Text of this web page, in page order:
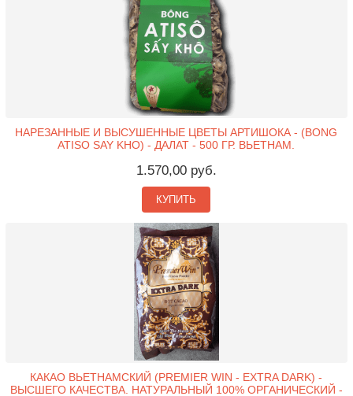
НАРЕЗАННЫЕ И ВЫСУШЕННЫЕ ЦВЕТЫ АРТИШОКА - (BONG
ATISO SAY KHO) - ДАЛАТ - 500 ГР. ВЬЕТНАМ.
1.570,00 руб.
КУПИТЬ
КАКАО ВЬЕТНАМСКИЙ (PREMIER WIN - EXTRA DARK) -
ВЫСШЕГО КАЧЕСТВА. НАТУРАЛЬНЫЙ 100% ОРГАНИЧЕСКИЙ -